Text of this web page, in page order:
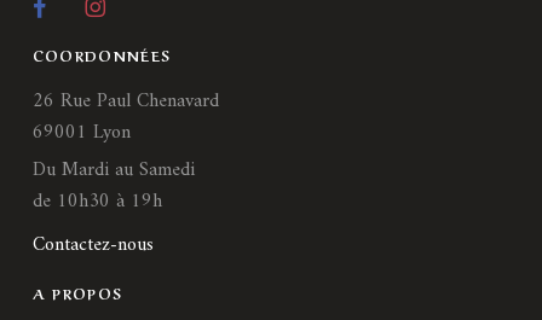
COORDONNÉES
26 Rue Paul Chenavard
69001 Lyon
Du Mardi au Samedi
de 10h30 à 19h
Contactez-nous
A PROPOS